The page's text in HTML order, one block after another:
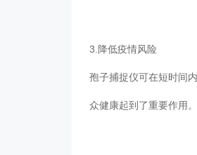
3.降低疫情风险
孢子捕捉仪可在短时间内
众健康起到了重要作用。